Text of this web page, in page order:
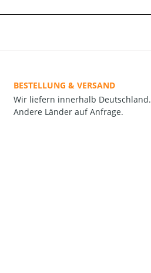
BESTELLUNG & VERSAND
Wir liefern innerhalb Deutschland.
Andere Länder auf Anfrage.